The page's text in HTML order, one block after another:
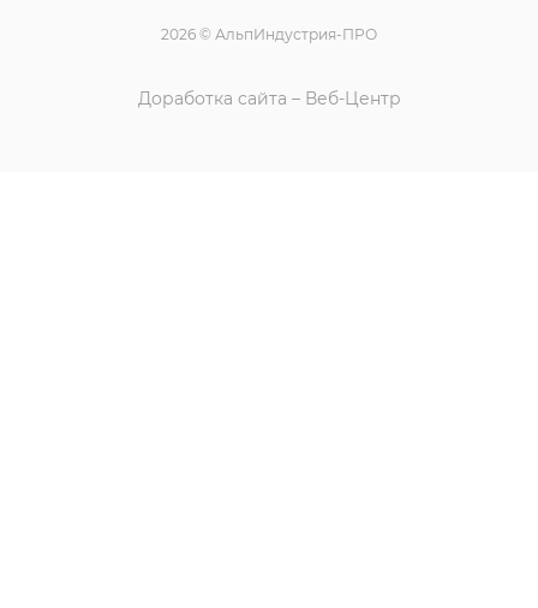
2026 © АльпИндустрия-ПРО
Доработка сайта – Веб-Центр